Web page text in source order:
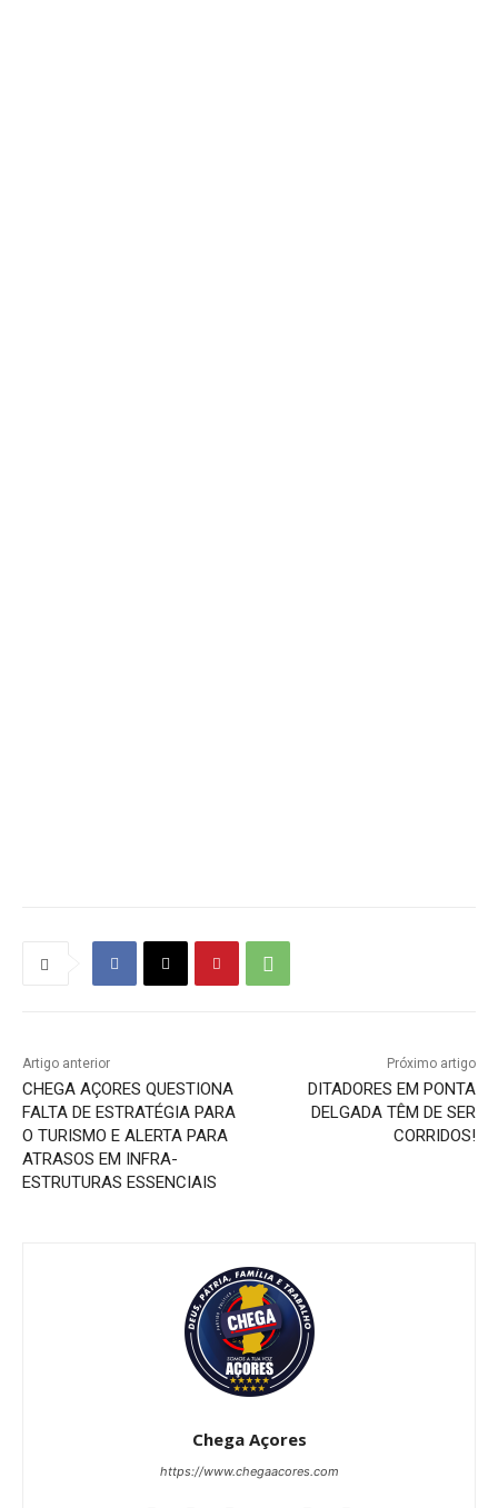
Artigo anterior
CHEGA AÇORES QUESTIONA
FALTA DE ESTRATÉGIA PARA
O TURISMO E ALERTA PARA
ATRASOS EM INFRA-
ESTRUTURAS ESSENCIAIS
Próximo artigo
DITADORES EM PONTA
DELGADA TÊM DE SER
CORRIDOS!
Chega Açores
https://www.chegaacores.com